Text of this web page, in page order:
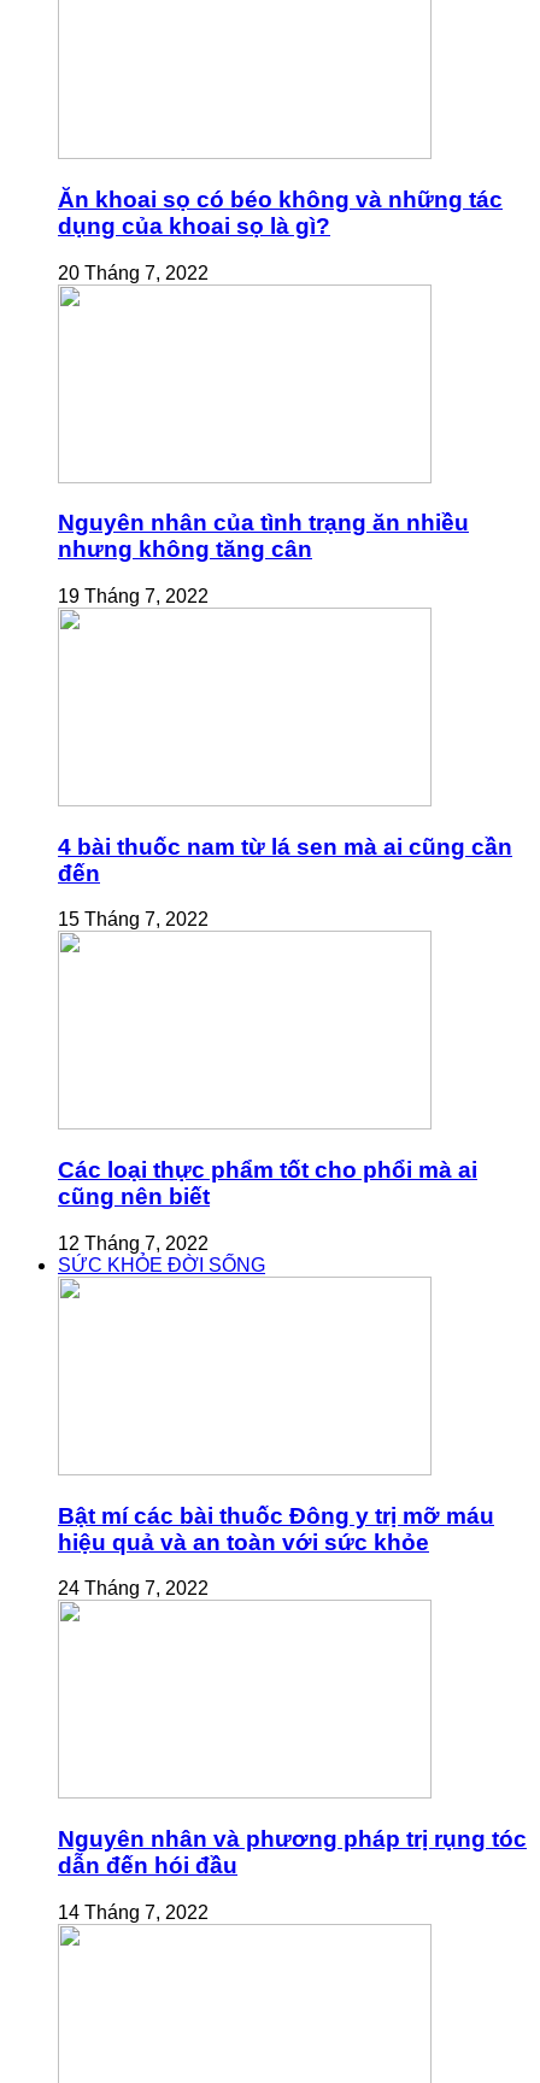
Ăn khoai sọ có béo không và những tác
dụng của khoai sọ là gì?
20 Tháng 7, 2022
Nguyên nhân của tình trạng ăn nhiều
nhưng không tăng cân
19 Tháng 7, 2022
4 bài thuốc nam từ lá sen mà ai cũng cần
đến
15 Tháng 7, 2022
Các loại thực phẩm tốt cho phổi mà ai
cũng nên biết
12 Tháng 7, 2022
SỨC KHỎE ĐỜI SỐNG
Bật mí các bài thuốc Đông y trị mỡ máu
hiệu quả và an toàn với sức khỏe
24 Tháng 7, 2022
Nguyên nhân và phương pháp trị rụng tóc
dẫn đến hói đầu
14 Tháng 7, 2022